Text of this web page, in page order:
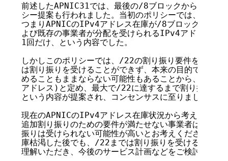
前述したAPNIC31では、最後の/8ブロックからの割り
シー提案も行われました。当初のポリシーでは、IPv4
つまりAPNICのIPv4アドレス在庫が/8ブロック一つ分
よび既存の事業者が分配を受けられるIPv4アドレス
1回だけ、という内容でした。
しかしこのポリシーでは、/22の割り振り要件を満たす
は割り振りを受けることができず、本来の目的であっ
めることもままならない可能性もあることから、最小
アドレス)と定め、最大で/22に達するまで割り振りを
という内容が提案され、コンセンサスに至りました。
現在のAPNICのIPv4アドレス在庫状況から考えると、
追加割り振りのための要件が満たせない事業者は、
振りは受けられない可能性が高いとお考えください。
庫枯渇した後でも、/22までは割り振りを受けることが
理解いただき、今後のサービス計画などをご検討いた